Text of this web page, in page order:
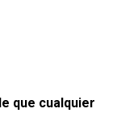
que cualquier